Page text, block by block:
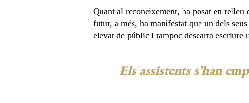
Quant al reconeixement, ha posat en relleu
futur, a més, ha manifestat que un dels
elevat de públic i tampoc descarta escriure
Els assistents s’han